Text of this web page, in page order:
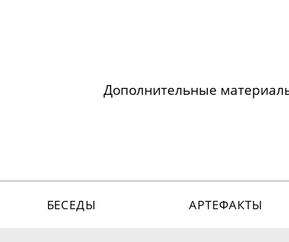
Дополнительные
БЕСЕДЫ АРТЕФАКТЫ